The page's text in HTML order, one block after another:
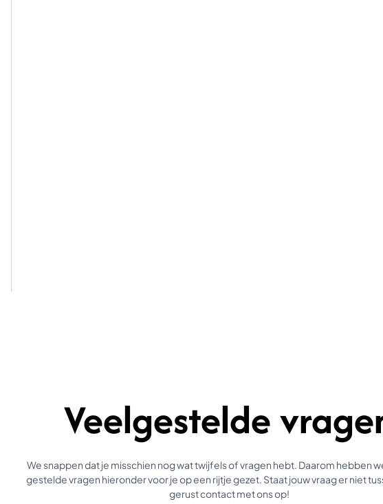
Veelgestelde
We snappen dat je misschien nog wat twijfels of vragen hebt. Daarom hebben
gestelde vragen hieronder voor je op een rijtje gezet. Staat jouw vraag er niet
gerust contact met ons op!